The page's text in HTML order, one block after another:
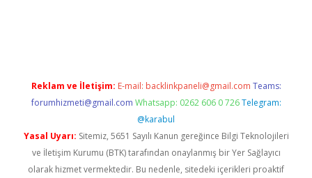
Reklam ve İletişim: E-mail: backlinkpaneli@gmail.com Teams:
forumhizmeti@gmail.com Whatsapp: 0262 606 0 726 Telegram:
@karabul
Yasal Uyarı: Sitemiz, 5651 Sayılı Kanun gereğince Bilgi Teknolojileri
ve İletişim Kurumu (BTK) tarafından onaylanmış bir Yer Sağlayıcı
olarak hizmet vermektedir. Bu nedenle, sitedeki içerikleri proaktif